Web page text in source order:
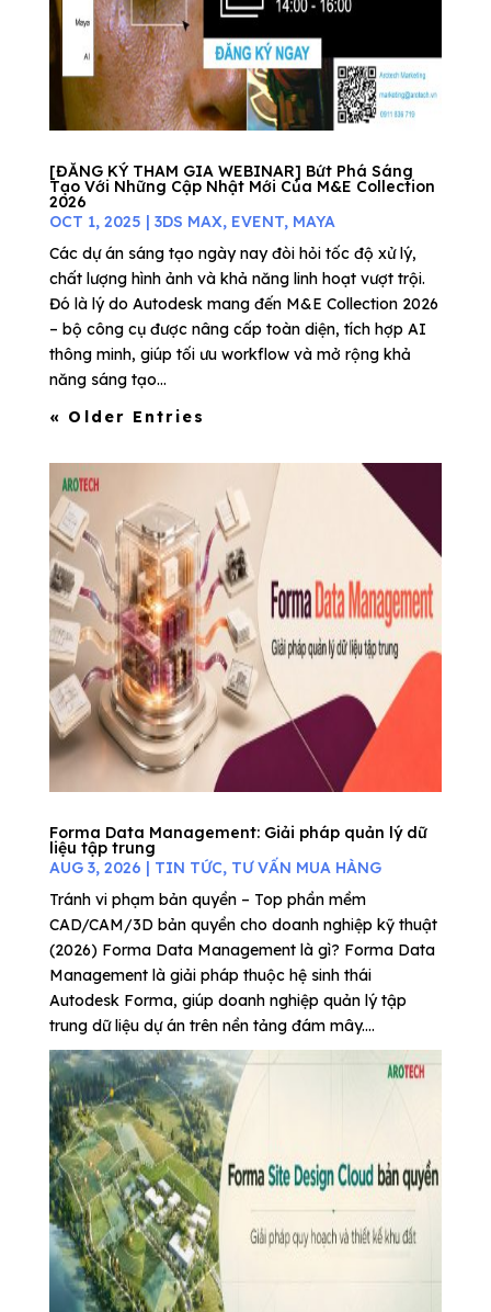
[ĐĂNG KÝ THAM GIA WEBINAR] Bứt Phá Sáng
Tạo Với Những Cập Nhật Mới Của M&E Collection
2026
OCT 1, 2025 | 3DS MAX, EVENT, MAYA
Các dự án sáng tạo ngày nay đòi hỏi tốc độ xử lý,
chất lượng hình ảnh và khả năng linh hoạt vượt trội.
Đó là lý do Autodesk mang đến M&E Collection 2026
– bộ công cụ được nâng cấp toàn diện, tích hợp AI
thông minh, giúp tối ưu workflow và mở rộng khả
năng sáng tạo...
« Older Entries
Forma Data Management: Giải pháp quản lý dữ
liệu tập trung
AUG 3, 2026 | TIN TỨC, TƯ VẤN MUA HÀNG
Tránh vi phạm bản quyền – Top phần mềm
CAD/CAM/3D bản quyền cho doanh nghiệp kỹ thuật
(2026) Forma Data Management là gì? Forma Data
Management là giải pháp thuộc hệ sinh thái
Autodesk Forma, giúp doanh nghiệp quản lý tập
trung dữ liệu dự án trên nền tảng đám mây....